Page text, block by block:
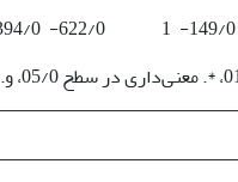
149/0-
1
622/0-
0-